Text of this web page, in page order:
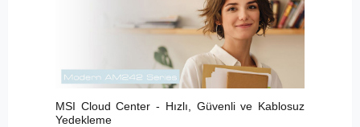
MSI Cloud Center - Hızlı, Güvenli ve Kablosuz
Yedekleme